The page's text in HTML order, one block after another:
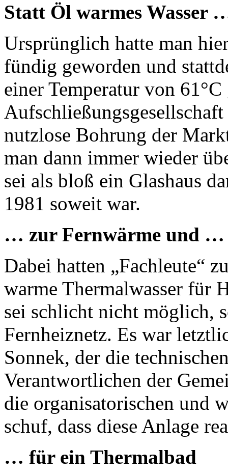
Statt Öl warmes Wasser
Ursprünglich hatte man
fündig geworden und
einer Temperatur von
nutzlose Bohrung der
man dann immer wieder
sei als bloß ein Glashaus
1981 soweit war.
… zur Fernwärme und …
Dabei hatten „Fachleute“
warme Thermalwasser für
sei schlicht nicht möglich,
Fernheiznetz. Es war
Sonnek, der die
Verantwortlichen der
die organisatorischen und
schuf, dass diese Anlage
… für ein Thermalbad